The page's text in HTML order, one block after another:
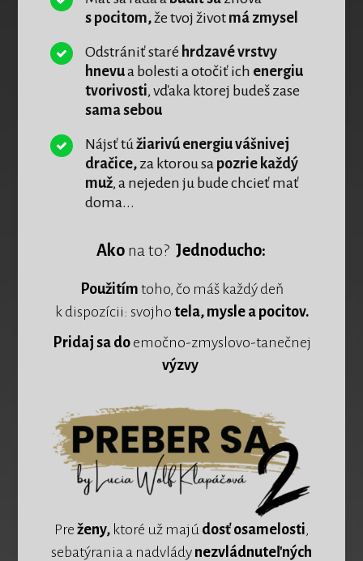
s pocitom,že tvoj život má zmysel
Odstrániť staré hrdzavé vrstvy
hnevua bolesti a otočiť ich energiu
tvorivosti, vďaka ktorej budeš zase
sama sebou
Nájsť túžiarivú energiu vášnivej
dračice, za ktorou sa pozrie každý
muž, a nejeden ju bude chcieť mať
doma...
Akona to? Jednoducho:
Použitím toho, čo máš každý deň
k dispozícii: svojho tela, mysle a pocitov.
Pridaj sa doemočno-zmyslovo-tanečnej
výzvy
Pre ženy, ktoré už majú dosť osamelosti
sebatýrania a nadvlády nezvládnuteľných